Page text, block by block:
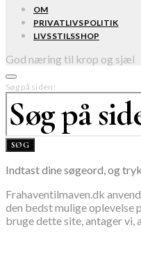
OM
PRIVATLIVSPOLITIK
LIVSSTILSSHOP
God næring til krop og sjæl
Søg på siden:
SØG
Indtast dine søgeord, og
Frahaventilmaven.dk
den bedst mulige
bruge dette site, antager vi,